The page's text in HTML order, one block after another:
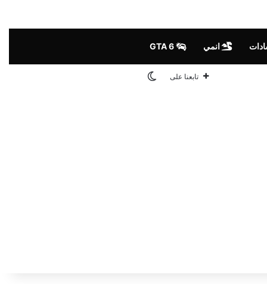
انمي
تابعنا على الوضع المظلم